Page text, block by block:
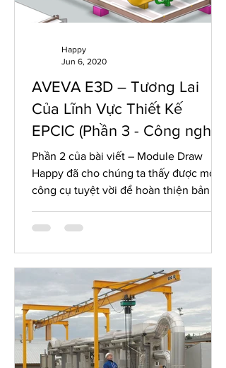
AVEVA E3D – Tương Lai
Của Lĩnh Vực Thiết Kế
EPCIC (Phần 3 - Công nghệ
Laser Scanning)
Phần 2 của bài viết – Module Draw
Happy đã cho chúng ta thấy được một
công cụ tuyệt vời để hoàn thiện bản vẽ.
Happy
Jun 6, 2020